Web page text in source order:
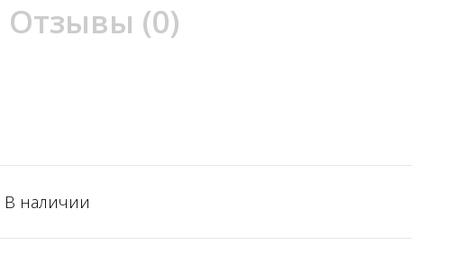
Отзывы (0)
В наличии